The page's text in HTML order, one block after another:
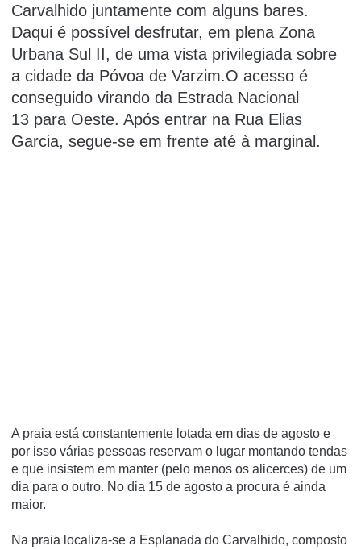
Carvalhido juntamente com alguns bares.
Daqui é possível desfrutar, em plena Zona
Urbana Sul II, de uma vista privilegiada sobre
a cidade da Póvoa de Varzim.O acesso é
conseguido virando da Estrada Nacional
13 para Oeste. Após entrar na Rua Elias
Garcia, segue-se em frente até à marginal.
A praia está constantemente lotada em dias de agosto e
por isso várias pessoas reservam o lugar montando tendas
e que insistem em manter (pelo menos os alicerces) de um
dia para o outro. No dia 15 de agosto a procura é ainda
maior.
Na praia localiza-se a Esplanada do Carvalhido, composto